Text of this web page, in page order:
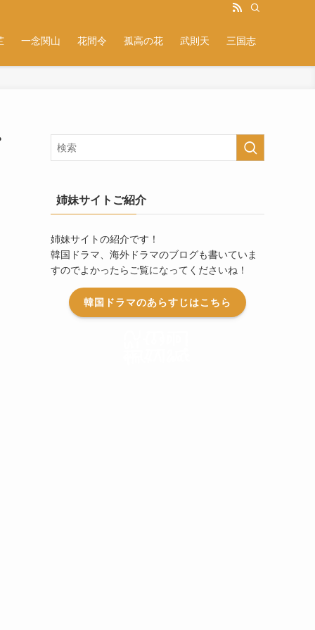
一念関山 花間令 孤高の花 武則天 三国志
姉妹サイトご紹介
姉妹サイトの紹介です！
韓国ドラマ、海外ドラマのブログも書いていま
すのでよかったらご覧になってくださいね！
韓国ドラマのあらすじはこちら